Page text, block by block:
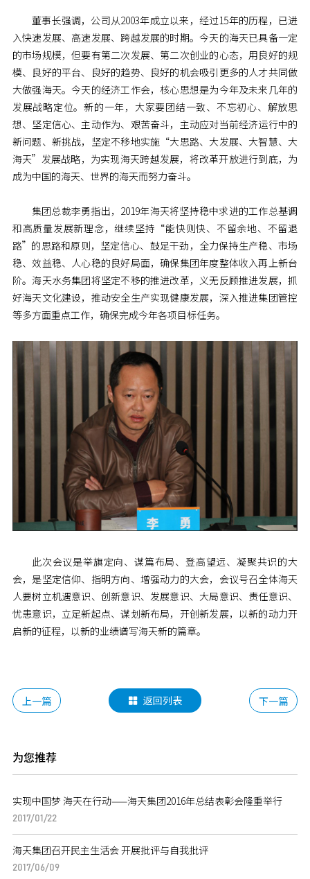
董事长强调，公司从2003年成立以来，经过15年的历程，已进
入快速发展、高速发展、跨越发展的时期。今天的海天已具备一定
的市场规模，但要有第二次发展、第二次创业的心态，用良好的规
模、良好的平台、良好的趋势、良好的机会吸引更多的人才共同做
大做强海天。今天的经济工作会，核心思想是为今年及未来几年的
发展战略定位。新的一年，大家要团结一致、不忘初心、解放思
想、坚定信心、主动作为、艰苦奋斗，主动应对当前经济运行中的
新问题、新挑战，坚定不移地实施“大思路、大发展、大智慧、大
海天”发展战略，为实现海天跨越发展，将改革开放进行到底，为
成为中国的海天、世界的海天而努力奋斗。
集团总裁李勇指出，2019年海天将坚持稳中求进的工作总基调
和高质量发展新理念，继续坚持“能快则快、不留余地、不留退
路”的思路和原则，坚定信心、鼓足干劲，全力保持生产稳、市场
稳、效益稳、人心稳的良好局面，确保集团年度整体收入再上新台
阶。海天水务集团将坚定不移的推进改革，义无反顾推进发展，抓
好海天文化建设，推动安全生产实现健康发展，深入推进集团管控
等多方面重点工作，确保完成今年各项目标任务。
此次会议是举旗定向、谋篇布局、登高望远、凝聚共识的大
会，是坚定信仰、指明方向、增强动力的大会，会议号召全体海天
人要树立机遇意识、创新意识、发展意识、大局意识、责任意识、
忧患意识，立足新起点、谋划新布局，开创新发展，以新的动力开
启新的征程，以新的业绩谱写海天新的篇章。
上一篇  返回列表 下一篇
为您推荐
实现中国梦 海天在行动——海天集团2016年总结表彰会隆重举行
2017/01/22
海天集团召开民主生活会 开展批评与自我批评
2017/06/09